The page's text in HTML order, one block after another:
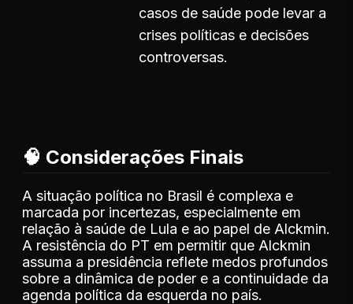
casos de saúde pode levar a
crises políticas e decisões
controversas.
🧠 Considerações Finais
A situação política no Brasil é complexa e
marcada por incertezas, especialmente em
relação à saúde de Lula e ao papel de Alckmin.
A resistência do PT em permitir que Alckmin
assuma a presidência reflete medos profundos
sobre a dinâmica de poder e a continuidade da
agenda política da esquerda no país.